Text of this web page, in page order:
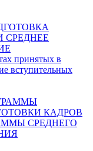
СРЕДНЕЕ
принятых в
вступительных
КАДРОВ
СРЕДНЕГО